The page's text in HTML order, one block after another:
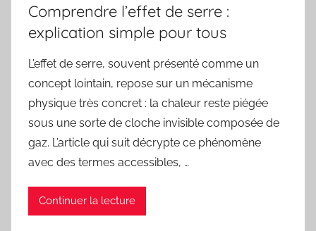
Comprendre l’effet de serre :
explication simple pour tous
L’effet de serre, souvent présenté comme un
concept lointain, repose sur un mécanisme
physique très concret : la chaleur reste piégée
sous une sorte de cloche invisible composée de
gaz. L’article qui suit décrypte ce phénomène
avec des termes accessibles, …
Continuer la lecture